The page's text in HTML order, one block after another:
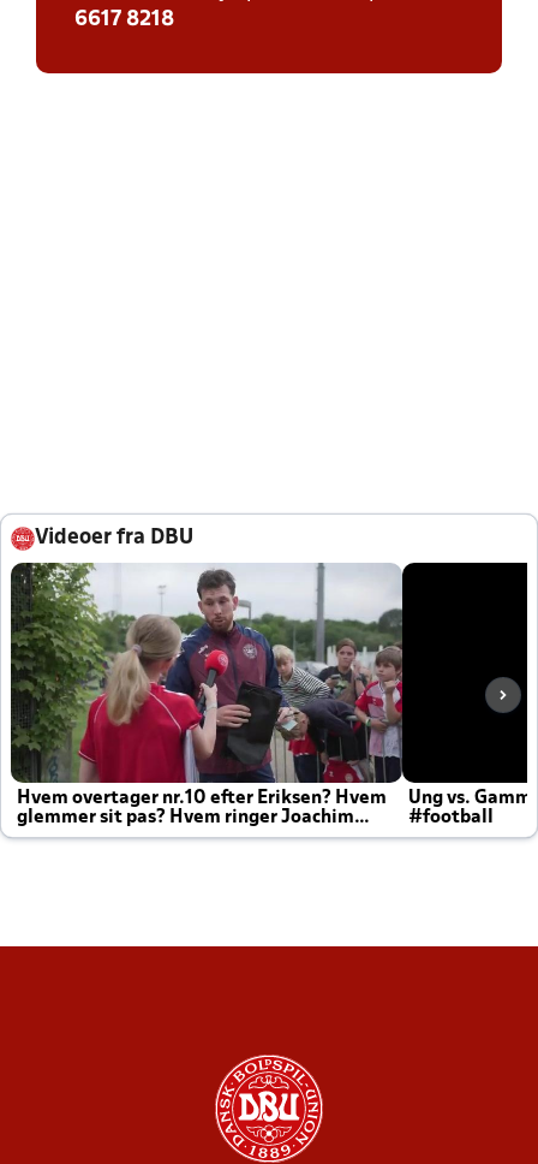
6617 8218
Videoer fra DBU
Hvem overtager nr.10 efter Eriksen? Hvem
glemmer sit pas? Hvem ringer Joachim
altid til efter kampe?
Ung vs.
#football